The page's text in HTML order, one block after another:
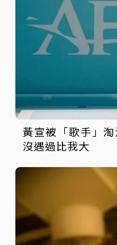
黃宣被「歌手」
沒遇過比我大